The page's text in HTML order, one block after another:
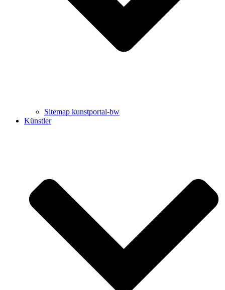
Harald Schwiers
Buchbesprechungen von Harald Schwiers
Haralds Streifzüge
Hörtipps von Harald Schwiers
Kunstausflüge mit Sigrid Balke
Marc Peschke – Out of The Länd
Buchtipps von Uli Rothfuss
Sitemap kunstportal-bw
Künstler